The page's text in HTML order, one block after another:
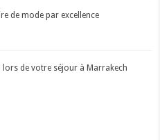
de mode par excellence
lors de votre séjour à Marrakech